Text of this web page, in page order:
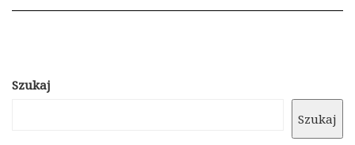
Szukaj
Szukaj